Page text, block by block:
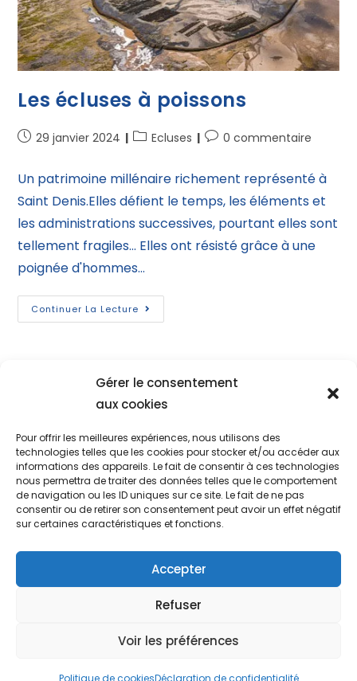
Gérer le consentement
aux cookies
Pour offrir les meilleures expériences, nous utilisons des
technologies telles que les cookies pour stocker et/ou accéder aux
informations des appareils. Le fait de consentir à ces technologies
nous permettra de traiter des données telles que le comportement
de navigation ou les ID uniques sur ce site. Le fait de ne pas
consentir ou de retirer son consentement peut avoir un effet négatif
sur certaines caractéristiques et fonctions.
Accepter
Refuser
Voir les préférences
Politique de cookiesDéclaration de confidentialité
Les écluses à poissons
29 janvier 2024 Ecluses 0 commentaire
Un patrimoine millénaire richement représenté à
Saint Denis.Elles défient le temps, les éléments et
les administrations successives, pourtant elles sont
tellement fragiles... Elles ont résisté grâce à une
poignée d'hommes…
Continuer La Lecture
27 rue de la
libération –
17650 St Denis
Nous
contacter
aida17650@g
mail.com
Copyright 2026 -AIDA
Réalisé par "Pinifri"